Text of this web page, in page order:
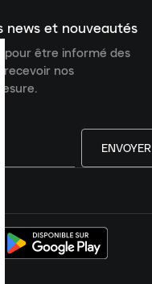
news et nouveautés
pour être informé des
nos
ENVOYER